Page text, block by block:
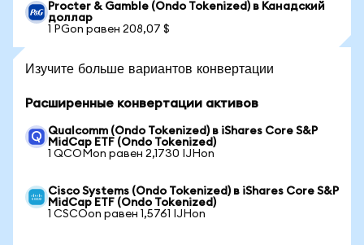
Procter & Gamble (Ondo Tokenized) в Канадский
доллар
1 PGon равен 208,07 $
Изучите больше вариантов конвертации
Расширенные конвертации активов
Qualcomm (Ondo Tokenized) в iShares Core S&P
MidCap ETF (Ondo Tokenized)
1 QCOMon равен 2,1730 IJHon
Cisco Systems (Ondo Tokenized) в iShares Core S&P
MidCap ETF (Ondo Tokenized)
1 CSCOon равен 1,5761 IJHon